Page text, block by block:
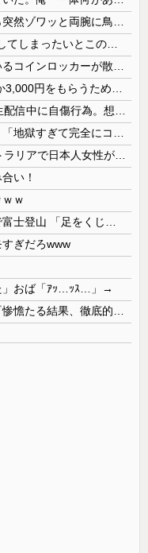
い！
ｗ
すぎだろwww
」おば「ｱｯ…ｯｽ…」→